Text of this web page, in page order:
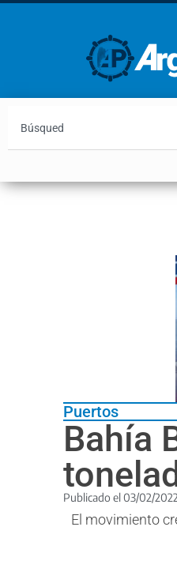
Puertos
Bahía
Publicado el 03/02/2022
El movimiento
¡Sumate a
Email
Estoy de acuerdo